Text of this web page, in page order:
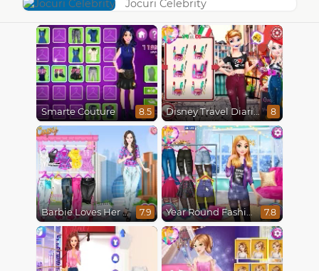
Jocuri Celebrity
Smarte Couture 8.5 Disney Travel Diaries: City Break 8
Barbie Loves Her Job 7.9 Year Round Fashionista Rapunzel 7.8